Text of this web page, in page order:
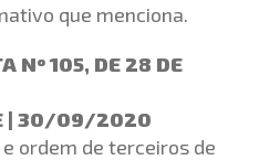
que menciona.
Nº 105, DE 28 DE
| 30/09/2020
ordem de terceiros de